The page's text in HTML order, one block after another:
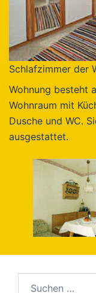
Schlafzimmer der
Wohnung besteht
Wohnraum mit
Dusche und WC.
ausgestattet.